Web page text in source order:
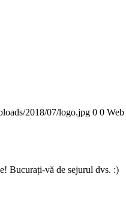
2018/07/logo.jpg 0 0
Bucurați-vă de sejurul dvs. :)